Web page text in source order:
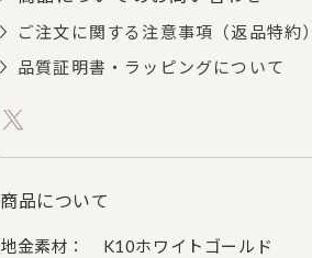
ご注文に関する注意事項（返品特約）
品質証明書・ラッピングについて
商品について
地金素材： K10ホワイトゴールド